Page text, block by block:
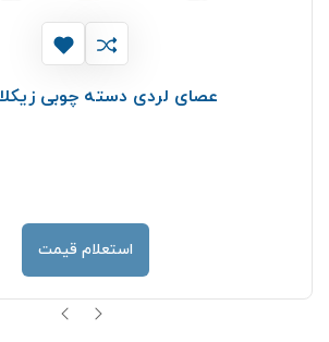
عصای لردی دسته چوبی
استعلام قیمت